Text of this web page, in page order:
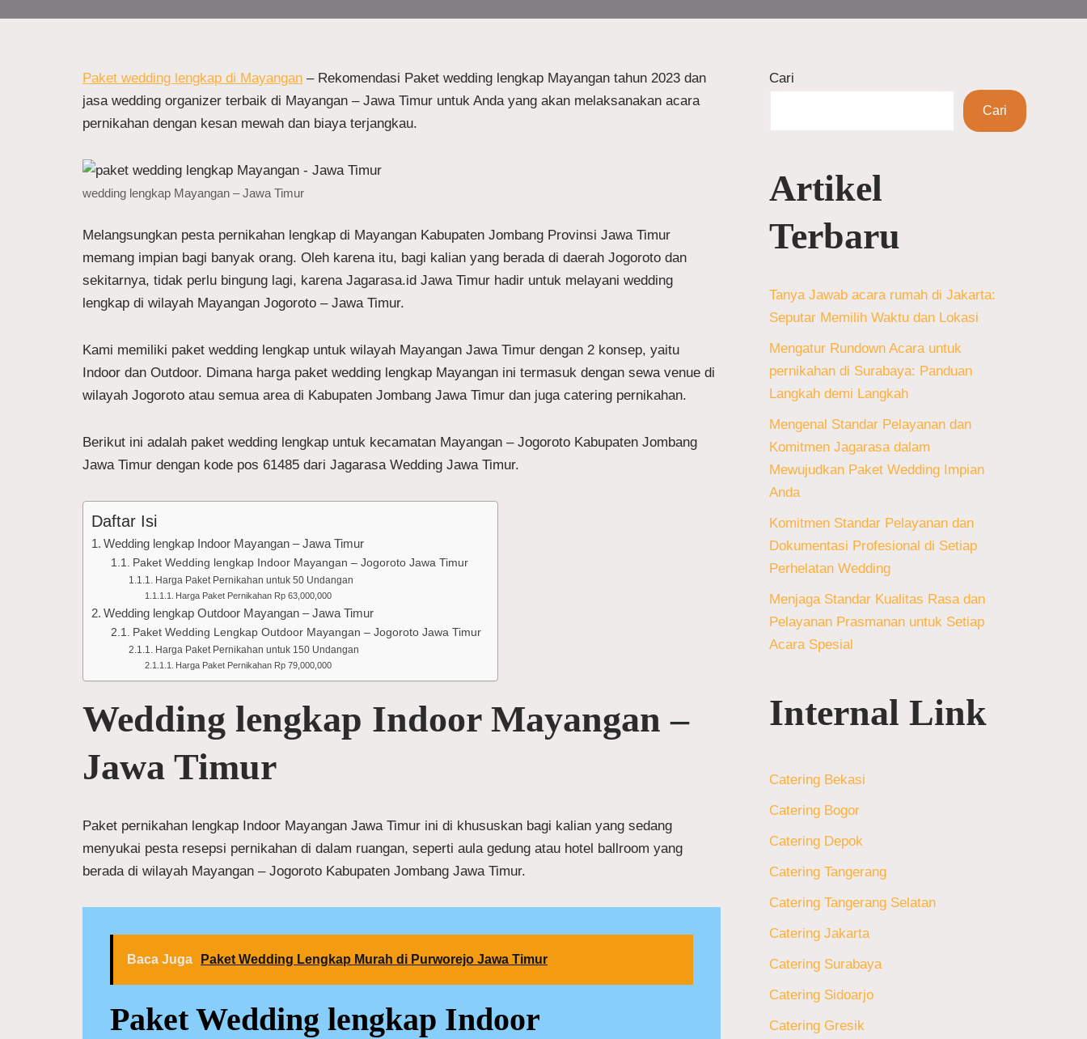
Paket wedding lengkap di Mayangan – Rekomendasi Paket wedding lengkap Mayangan tahun 2023 dan
jasa wedding organizer terbaik di Mayangan – Jawa Timur untuk Anda yang akan melaksanakan acara
pernikahan dengan kesan mewah dan biaya terjangkau.
wedding lengkap Mayangan – Jawa Timur
Melangsungkan pesta pernikahan lengkap di Mayangan Kabupaten Jombang Provinsi Jawa Timur
memang impian bagi banyak orang. Oleh karena itu, bagi kalian yang berada di daerah Jogoroto dan
sekitarnya, tidak perlu bingung lagi, karena Jagarasa.id Jawa Timur hadir untuk melayani wedding
lengkap di wilayah Mayangan Jogoroto – Jawa Timur.
Kami memiliki paket wedding lengkap untuk wilayah Mayangan Jawa Timur dengan 2 konsep, yaitu
Indoor dan Outdoor. Dimana harga paket wedding lengkap Mayangan ini termasuk dengan sewa venue di
wilayah Jogoroto atau semua area di Kabupaten Jombang Jawa Timur dan juga catering pernikahan.
Berikut ini adalah paket wedding lengkap untuk kecamatan Mayangan – Jogoroto Kabupaten Jombang
Jawa Timur dengan kode pos 61485 dari Jagarasa Wedding Jawa Timur.
Daftar Isi
Wedding lengkap Indoor Mayangan – Jawa Timur
Paket Wedding lengkap Indoor Mayangan – Jogoroto Jawa Timur
Harga Paket Pernikahan untuk 50 Undangan
Harga Paket Pernikahan Rp 63,000,000
Wedding lengkap Outdoor Mayangan – Jawa Timur
Paket Wedding Lengkap Outdoor Mayangan – Jogoroto Jawa Timur
Harga Paket Pernikahan untuk 150 Undangan
Harga Paket Pernikahan Rp 79,000,000
Wedding lengkap Indoor Mayangan –
Jawa Timur
Paket pernikahan lengkap Indoor Mayangan Jawa Timur ini di khususkan bagi kalian yang sedang
menyukai pesta resepsi pernikahan di dalam ruangan, seperti aula gedung atau hotel ballroom yang
berada di wilayah Mayangan – Jogoroto Kabupaten Jombang Jawa Timur.
Baca Juga Paket Wedding Lengkap Murah di Purworejo Jawa Timur
Paket Wedding lengkap Indoor
Cari
Cari
Artikel
Terbaru
Tanya Jawab acara rumah di Jakarta:
Seputar Memilih Waktu dan Lokasi
Mengatur Rundown Acara untuk
pernikahan di Surabaya: Panduan
Langkah demi Langkah
Mengenal Standar Pelayanan dan
Komitmen Jagarasa dalam
Mewujudkan Paket Wedding Impian
Anda
Komitmen Standar Pelayanan dan
Dokumentasi Profesional di Setiap
Perhelatan Wedding
Menjaga Standar Kualitas Rasa dan
Pelayanan Prasmanan untuk Setiap
Acara Spesial
Internal Link
Catering Bekasi
Catering Bogor
Catering Depok
Catering Tangerang
Catering Tangerang Selatan
Catering Jakarta
Catering Surabaya
Catering Sidoarjo
Catering Gresik